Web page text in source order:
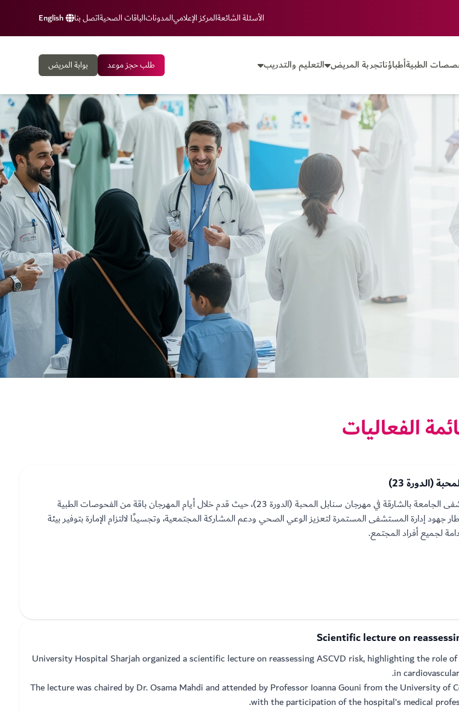
الأسئلة الشائعةالمركز الإعلاميالمدوناتالباقات الصحيةاتصل بنا English
الطبيةأطباؤناتجربة المريض التعليم والتدريب طلب حجز موعد بوابة المريض
الفعاليات
(الدورة 23)
شارك فريق مستشفى الجامعة بالشارقة في مهرجان سنابل المحبة (الدورة 23)، حيث قدم خلال أيام المهرجان باقة من الفحوصات الطبية
جهود إدارة المستشفى المستمرة لتعزيز الوعي الصحي ودعم المشاركة المجتمعية، وتجسيدًا لالتزام الإمارة بتوفير بيئة
لجميع أفراد المجتمع.
Scientific lecture on
University Hospital Sharjah organized a scientific lecture on reassessing ASCVD risk, highlighting the role
in
The lecture was chaired by Dr. Osama Mahdi and attended by Professor Ioanna Gouni from the University of
with the participation of the hospital’s medical